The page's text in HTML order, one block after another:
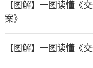
【图解】一图读懂《
案》
【图解】一图读懂《